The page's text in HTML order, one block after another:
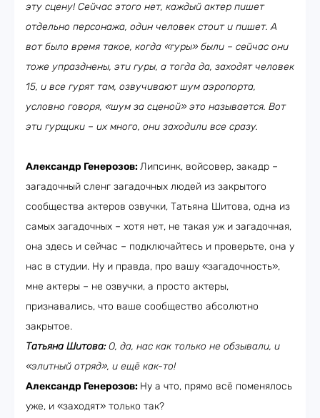
эту сцену! Сейчас этого нет, каждый актер пишет
отдельно персонажа, один человек стоит и пишет. А
вот было время такое, когда «гуры» были – сейчас они
тоже упразднены, эти гуры, а тогда да, заходят человек
15, и все гурят там, озвучивают шум аэропорта,
условно говоря, «шум за сценой» это называется. Вот
эти гурщики – их много, они заходили все сразу.
Александр Генерозов:Липсинк, войсовер, закадр –
загадочный сленг загадочных людей из закрытого
сообщества актеров озвучки, Татьяна Шитова, одна из
самых загадочных – хотя нет, не такая уж и загадочная,
она здесь и сейчас – подключайтесь и проверьте, она у
нас в студии. Ну и правда, про вашу «загадочность»,
мне актеры – не озвучки, а просто актеры,
признавались, что ваше сообщество абсолютно
закрытое.
Татьяна Шитова:О, да, нас как только не обзывали, и
«элитный отряд», и ещё как-то!
Александр Генерозов: Ну а что, прямо всё поменялось
уже, и «заходят» только так?